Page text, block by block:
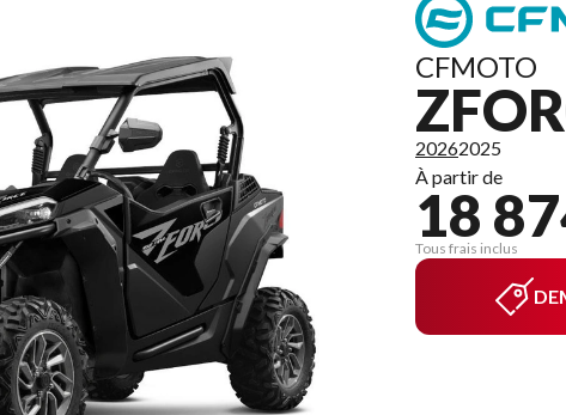
CFMOTO
20262025
À partir de
18
Tous frais inclus